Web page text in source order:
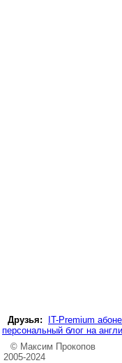
Друзья:
IT-Premium
персональный блог на
© Максим Прокопов
2005-2024